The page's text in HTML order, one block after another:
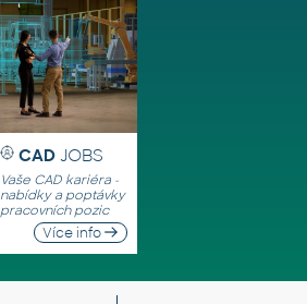
CAD JOBS
Vaše CAD kariéra -
nabídky a poptávky
pracovních pozic
Více info